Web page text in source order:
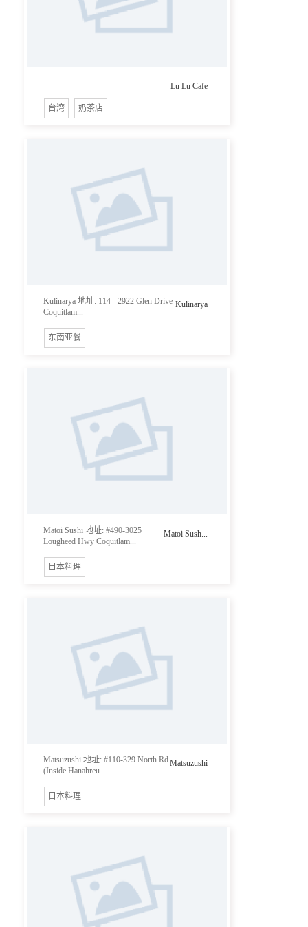
Lu Lu Cafe
台湾 奶茶店
Kulinarya
Kulinarya 地址: 114 - 2922 Glen Drive
Coquitlam...
东南亚餐
Matoi Sush...
Matoi Sushi 地址: #490-3025
Lougheed Hwy Coquitlam...
日本料理
Matsuzushi
Matsuzushi 地址: #110-329 North Rd
(Inside Hanahreu...
日本料理